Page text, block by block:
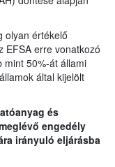
olyan értékelő
EFSA erre vonatkozó
mint 50%-át állami
által kijelölt
és
engedély
irányuló eljárásba